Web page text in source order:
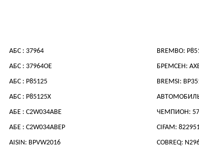
АБС : 37964
АБС : 37964OE
АБС : P85125
АБС : P85125X
АБЕ : C2W034ABE
АБЕ : C2W034ABEP
AISIN: BPVW2016
BREMBO:
БРЕМСЕН:
BREMSI:
ЧЕМПИОН:
CIFAM:
COBREQ: